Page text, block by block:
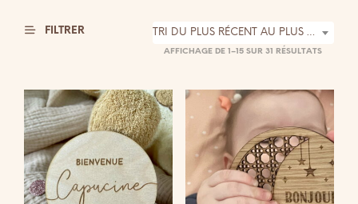
FILTRER TRI DU PLUS RÉCENT AU PLUS ANCIEN
AFFICHAGE DE 1–15 SUR 31 RÉSULTATSTRIÉ
PLUS
RÉCENT
AU
PLUS
ANCIEN